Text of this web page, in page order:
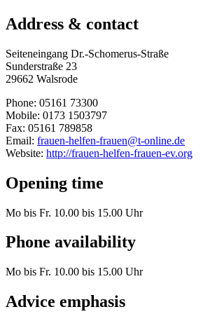
Address & contact
Seiteneingang Dr.-Schomerus-Straße
Sunderstraße 23
29662 Walsrode
Phone: 05161 73300
Mobile: 0173 1503797
Fax: 05161 789858
Email: frauen-helfen-frauen@t-online.de
Website: http://frauen-helfen-frauen-ev.org
Opening time
Mo bis Fr. 10.00 bis 15.00 Uhr
Phone availability
Mo bis Fr. 10.00 bis 15.00 Uhr
Advice emphasis